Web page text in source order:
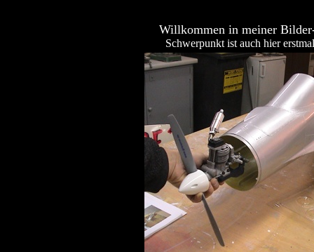
Willkommen in meiner
Schwerpunkt ist auch hier